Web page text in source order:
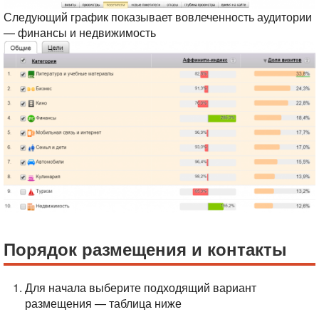
Следующий график показывает вовлеченность аудитории
— финансы и недвижимость
Порядок размещения и контакты
Для начала выберите подходящий вариант
размещения — таблица ниже